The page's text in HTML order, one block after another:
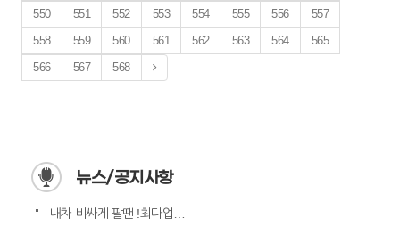
550
551 552 553 554 555 556
557
558
559 560 561 562 563 564
565
566
567 568
뉴스/공지사항